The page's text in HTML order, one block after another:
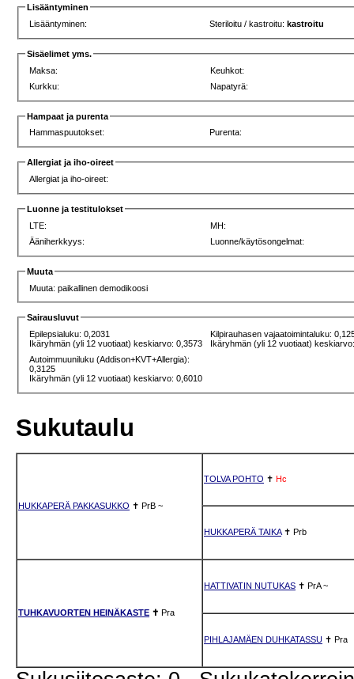
Lisääntyminen
Lisääntyminen:
Steriloitu / kastroitu:kastroitu
Sisäelimet yms.
Maksa:
Keuhkot:
Kurkku:
Napatyrä:
Hampaat ja purenta
Hammaspuutokset:
Purenta:
Allergiat ja iho-oireet
Allergiat ja iho-oireet:
Luonne ja testitulokset
LTE:
MH:
Ääniherkkyys:
Luonne/käytösongelmat:
Muuta
Muuta: paikallinen demodikoosi
Sairausluvut
Epilepsialuku: 0,2031
Ikäryhmän (yli 12 vuotiaat) keskiarvo: 0,3573
Kilpirauhasen vajaatoimintaluku:
Ikäryhmän (yli 12 vuotiaat)
Autoimmuuniluku (Addison+KVT+Allergia):
0,3125
Ikäryhmän (yli 12 vuotiaat) keskiarvo: 0,6010
Sukutaulu
HUKKAPERÄ PAKKASUKKO ✝ PrB ~
TOLVA POHTO ✝ Hc
HUKKAPERÄ TAIKA✝ Prb
TUHKAVUORTEN HEINÄKASTE ✝ Pra
HATTIVATIN NUTUKAS ✝ PrA ~
PIHLAJAMÄEN DUHKATASSU ✝ Pra